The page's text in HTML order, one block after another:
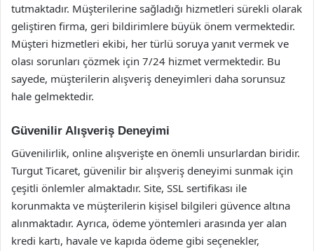
tutmaktadır. Müşterilerine sağladığı hizmetleri sürekli olarak
geliştiren firma, geri bildirimlere büyük önem vermektedir.
Müşteri hizmetleri ekibi, her türlü soruya yanıt vermek ve
olası sorunları çözmek için 7/24 hizmet vermektedir. Bu
sayede, müşterilerin alışveriş deneyimleri daha sorunsuz
hale gelmektedir.
Güvenilir Alışveriş Deneyimi
Güvenilirlik, online alışverişte en önemli unsurlardan biridir.
Turgut Ticaret, güvenilir bir alışveriş deneyimi sunmak için
çeşitli önlemler almaktadır. Site, SSL sertifikası ile
korunmakta ve müşterilerin kişisel bilgileri güvence altına
alınmaktadır. Ayrıca, ödeme yöntemleri arasında yer alan
kredi kartı, havale ve kapıda ödeme gibi seçenekler,